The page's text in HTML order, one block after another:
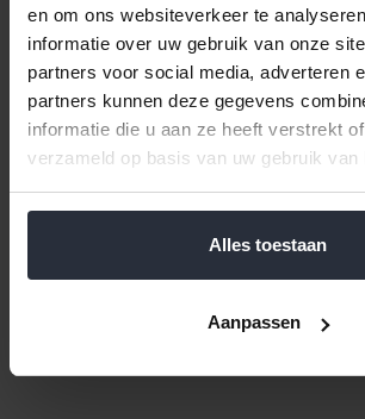
en om ons websiteverkeer te
informatie over uw gebruik van onze
partners voor social media, adverteren
partners kunnen deze gegevens
informatie die u aan ze heeft verstrekt
verzameld op basis van uw gebruik van
Alles toestaan
Aanpassen
Niet beschikbaar
Veilig achteraf betalen, tot 14
Gratis verzending vanaf
Eenvoudig retour, 30 dagen